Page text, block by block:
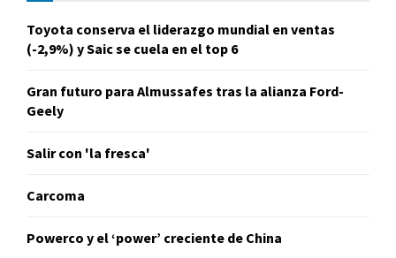
Toyota conserva el liderazgo mundial en ventas
(-2,9%) y Saic se cuela en el top 6
Gran futuro para Almussafes tras la alianza Ford-
Geely
Salir con 'la fresca'
Carcoma
Powerco y el ‘power’ creciente de China